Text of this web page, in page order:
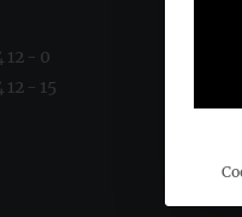
12 - 0
- 15